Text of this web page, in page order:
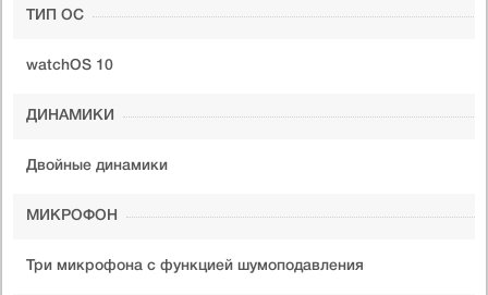
ТИП ОС
watchOS 10
ДИНАМИКИ
Двойные динамики
МИКРОФОН
Три микрофона с функцией шумоподавления